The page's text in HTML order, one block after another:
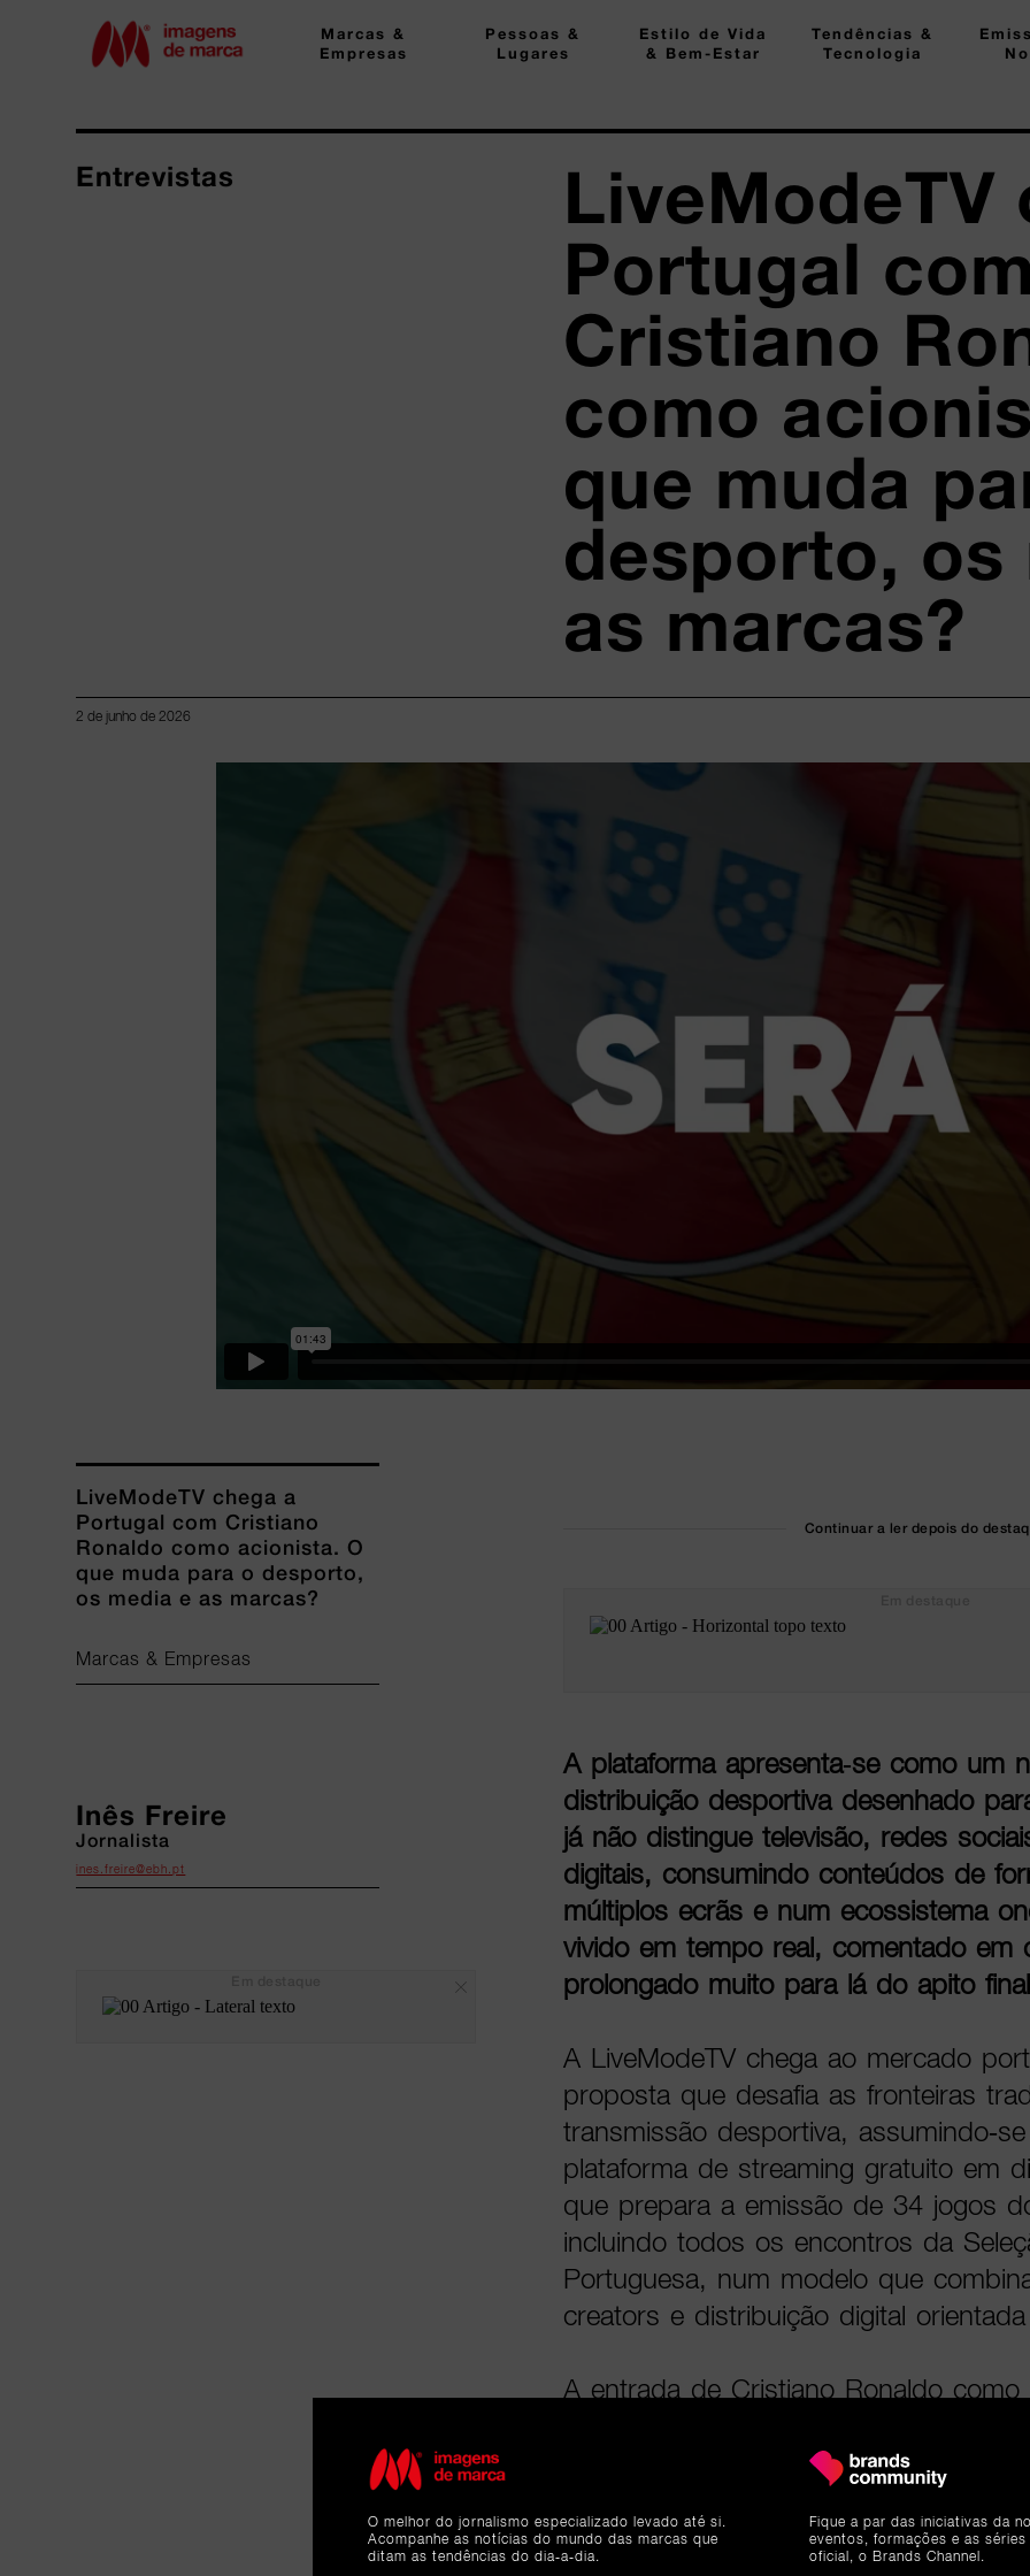
Marcas &
Empresas
Pessoas &
Lugares
Estilo de Vida
& Bem-Estar
Tendências &
Tecnologia
Entrevistas
LiveModeTV
Portugal
Cristiano
como
que muda
desporto, os
as marcas?
2 de junho de 2026
LiveModeTV chega a
Portugal com Cristiano
Ronaldo como acionista. O
que muda para o desporto,
os media e as marcas?
Marcas & Empresas
Inês Freire
Jornalista
ines.freire@ebh.pt
Continuar a ler depois do
A plataforma apresenta-se como um
distribuição desportiva desenhado
já não distingue televisão, redes
digitais, consumindo conteúdos de
múltiplos ecrãs e num ecossistema
vivido em tempo real, comentado em
prolongado muito para lá do apito
A LiveModeTV chega ao mercado
proposta que desafia as fronteiras
transmissão desportiva, assumindo-
plataforma de streaming gratuito em
que prepara a emissão de 34 jogos
incluindo todos os encontros da
Portuguesa, num modelo que
creators e distribuição digital
A entrada de Cristiano Ronaldo
do projeto, que procura replicar em
na transmissão digital de desporto
O melhor do jornalismo especializado levado até si.
Acompanhe as notícias do mundo das marcas que
ditam as tendências do dia-a-dia.
Fique a par das iniciativas da
eventos, formações e as
oficial, o Brands Channel.